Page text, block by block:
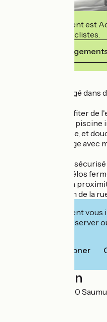
Cet établissement est
accueillir des cyclistes.
Voir ses
Vous serez hébergé
Vous pourrez profiter de
supplément) avec piscine
douche sensorielle, et
cabines de massage
Parking et garage
Garage pour les vélos
L'hôtel se trouve à
restaurants à 50 m de la
Cet établissement
leur site pour réserver
Téléphoner
Localisation
23 rue Daillé 49400